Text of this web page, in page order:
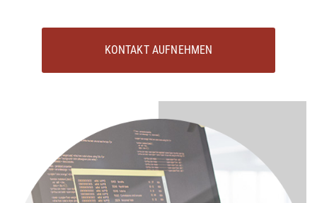
KONTAKT AUFNEHMEN